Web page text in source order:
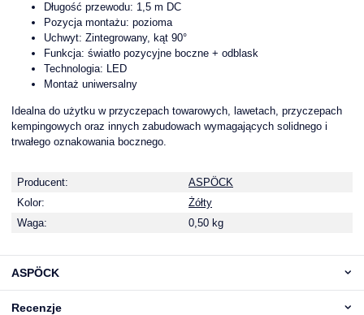
Długość przewodu: 1,5 m DC
Pozycja montażu: pozioma
Uchwyt: Zintegrowany, kąt 90°
Funkcja: światło pozycyjne boczne + odblask
Technologia: LED
Montaż uniwersalny
Idealna do użytku w przyczepach towarowych, lawetach, przyczepach
kempingowych oraz innych zabudowach wymagających solidnego i
trwałego oznakowania bocznego.
Producent:
ASPÖCK
Kolor:
Żółty
Waga:
0,50 kg
ASPÖCK
Recenzje